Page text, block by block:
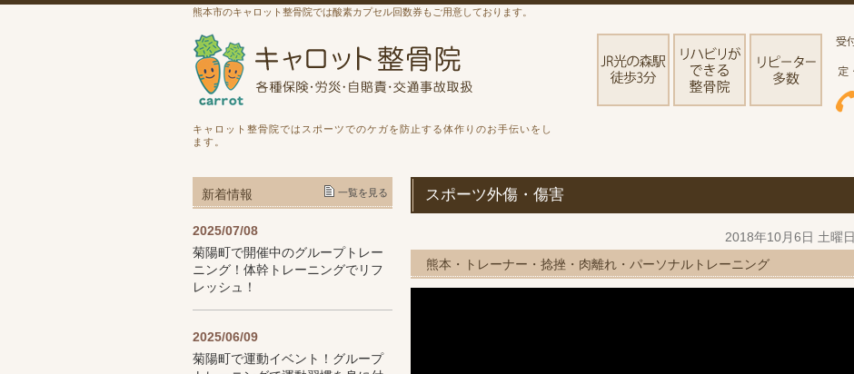
熊本市のキャロット整骨院では酸素カプセル回数券もご用意しております。
キャロット整骨院ではスポーツでのケガを防止する体作りのお手伝いをし
ます。
スポーツ外傷・傷害
2018年10月6日 土曜日
熊本・トレーナー・捻挫・肉離れ・パーソナルトレーニング
新着情報 一覧を見る
2025/07/08
菊陽町で開催中のグループトレー
ニング！体幹トレーニングでリフ
レッシュ！
2025/06/09
菊陽町で運動イベント！グループ